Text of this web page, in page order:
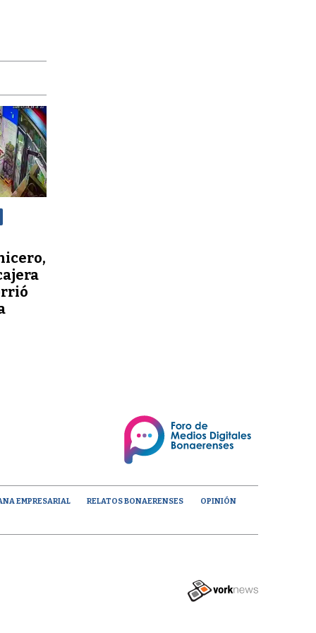
EMPRESARIAL RELATOS BONAERENSES
OPINIÓN